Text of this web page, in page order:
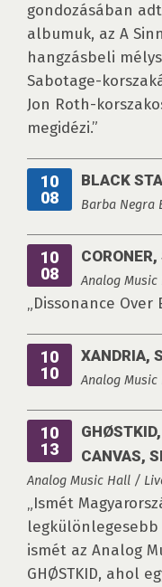
gondozásában
albumuk, az A
hangzásbeli
Sabotage-
Jon Roth-
megidézi.”
10
08
BLACK
Barba Negra
10
08
Analog
„Dissonance Over
10
10
XANDRIA,
Analog
10
13
CANVAS,
Analog Music Hall /
„Ismét
legkülönlegesebb
ismét az Analog
GHØSTKID, ahol